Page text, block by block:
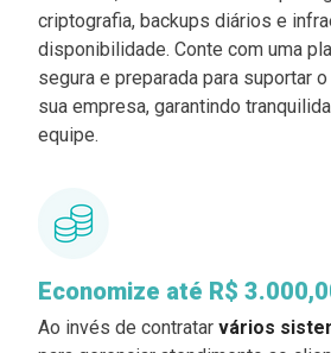
criptografia, backups diários e
disponibilidade. Conte com uma
segura e preparada para suportar
sua empresa, garantindo
equipe.
Economize até R$
Ao invés de contratar vários